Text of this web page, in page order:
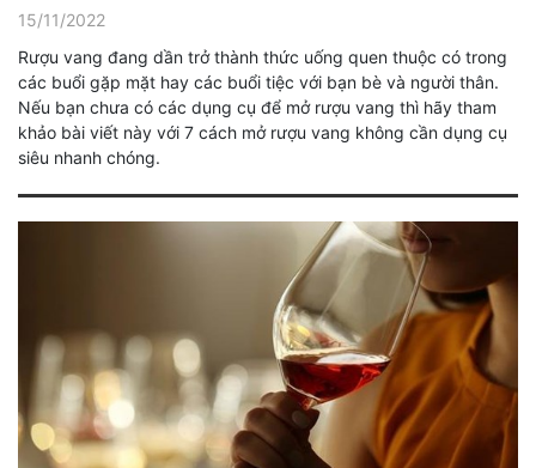
15/11/2022
Rượu vang đang dần trở thành thức uống quen thuộc có trong
các buổi gặp mặt hay các buổi tiệc với bạn bè và người thân.
Nếu bạn chưa có các dụng cụ để mở rượu vang thì hãy tham
khảo bài viết này với 7 cách mở rượu vang không cần dụng cụ
siêu nhanh chóng.